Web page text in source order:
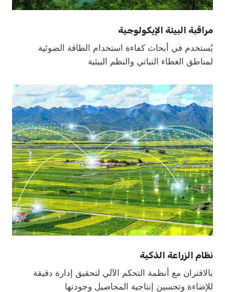
مراقبة البيئة الإيكولوجية
يُستخدم في أبحاث كفاءة استخدام الطاقة الضوئية
لمناطق الغطاء النباتي والنظم البيئية
نظام الزراعة الذكية
بالاقتران مع أنظمة التحكم الآلي لتحقيق إدارة دقيقة
للإضاءة وتحسين إنتاجية المحاصيل وجودتها